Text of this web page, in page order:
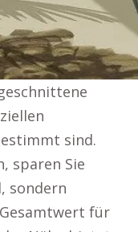
sind.
sparen Sie
sondern
für